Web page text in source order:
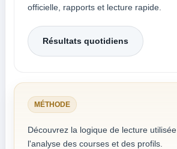
officielle, rapports et lecture rapide.
Résultats quotidiens
MÉTHODE
Découvrez la logique de lecture
l'analyse des courses et des profils.